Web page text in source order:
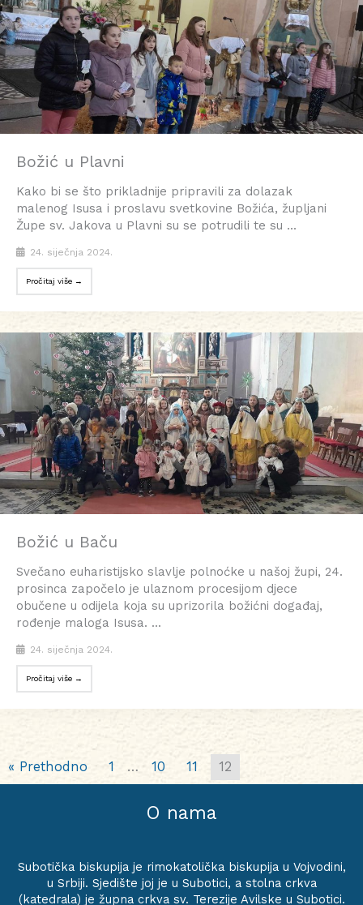
Božić u Plavni
Kako bi se što prikladnije pripravili za dolazak
malenog Isusa i proslavu svetkovine Božića, župljani
Župe sv. Jakova u Plavni su se potrudili te su ...
24. siječnja 2024.
Pročitaj više →
Božić u Baču
Svečano euharistijsko slavlje polnoćke u našoj župi, 24.
prosinca započelo je ulaznom procesijom djece
obučene u odijela koja su uprizorila božićni događaj,
rođenje maloga Isusa. ...
24. siječnja 2024.
Pročitaj više →
« Prethodno 1 … 10 11 12
O nama
Subotička biskupija je rimokatolička biskupija u Vojvodini,
u Srbiji. Sjedište joj je u Subotici, a stolna crkva
(katedrala) je župna crkva sv. Terezije Avilske u Subotici.